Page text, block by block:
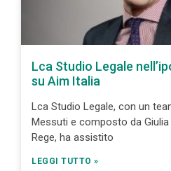
Lca Studio Legale
su Aim Italia
Lca Studio Legale, con un
Messuti e composto da
Rege, ha assistito
LEGGI TUTTO »